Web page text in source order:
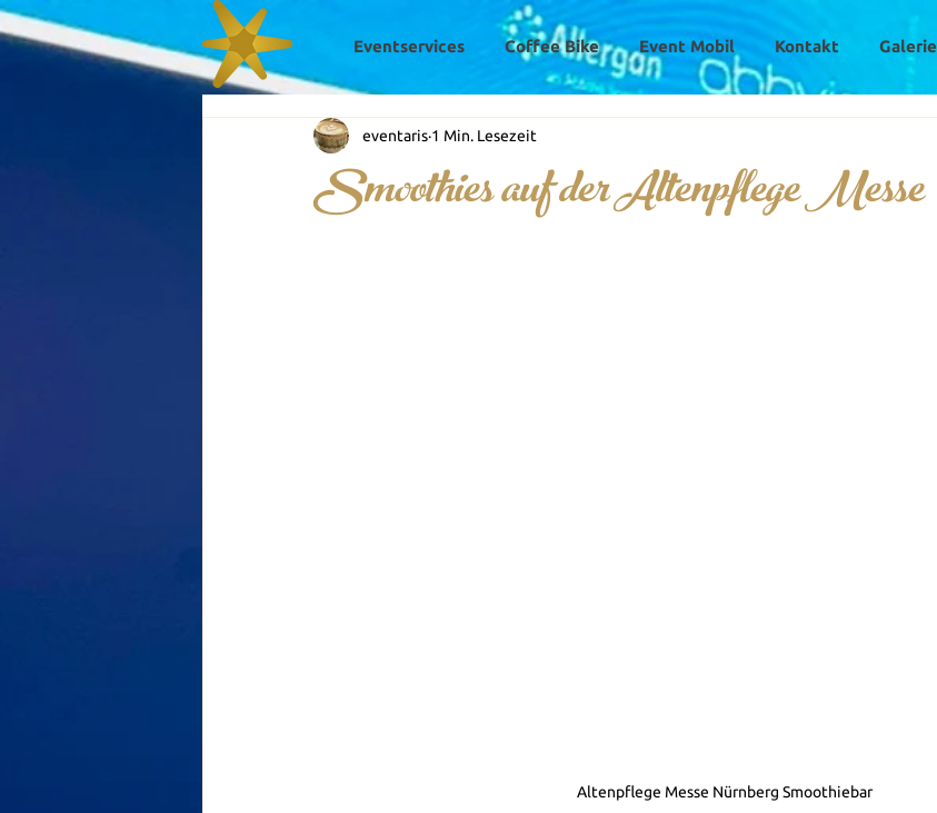
Eventservices Coffee Bike Event Mobil Kontakt Galerie
Smoothies auf der Altenpflege Messe
eventaris 1 Min. Lesezeit
Altenpflege Messe Nürnberg Smoothiebar